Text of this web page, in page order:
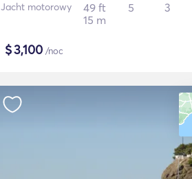
Jacht motorowy
49 ft
15 m
5 3
$3,100 /noc